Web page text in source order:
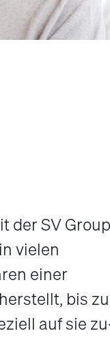
der SV Group
vielen
einer
bis zu
auf sie